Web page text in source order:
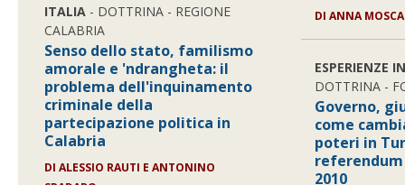
ITALIA - DOTTRINA - REGIONE
CALABRIA
Senso dello stato, familismo
amorale e 'ndrangheta: il
problema dell'inquinamento
criminale della
partecipazione politica in
Calabria
DI ALESSIO RAUTI E ANTONINO
DI ANNA
ESPERIENZE
DOTTRINA -
Governo,
come
poteri in
2010